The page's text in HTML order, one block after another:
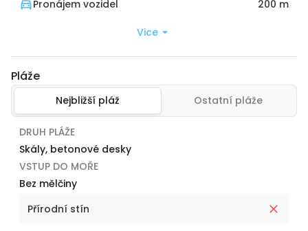
Pronájem vozidel 200 m
Vice
Pláže
Nejbližší pláž Ostatní pláže
DRUH PLÁŽE
Skály, betonové desky
VSTUP DO MOŘE
Bez mělčiny
Přírodní stín